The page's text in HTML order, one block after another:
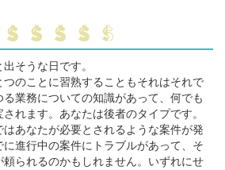
そうな日です。
のことに習熟することもそれはそれで
業務についての知識があって、何でも
れます。あなたは後者のタイプです。
あなたが必要とされるような案件が発
進行中の案件にトラブルがあって、そ
られるのかもしれません。いずれにせ